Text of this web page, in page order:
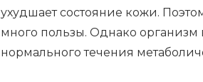
ухудшает состояние кожи.
много пользы. Однако организм
нормального течения